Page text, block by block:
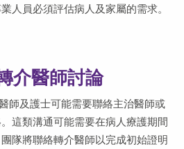
人員必須評估病人及家屬的需求。
介醫師討論
師及護士可能需要聯絡主治醫師或
這類溝通可能需要在病人療護期間
隊將聯絡轉介醫師以完成初始證明